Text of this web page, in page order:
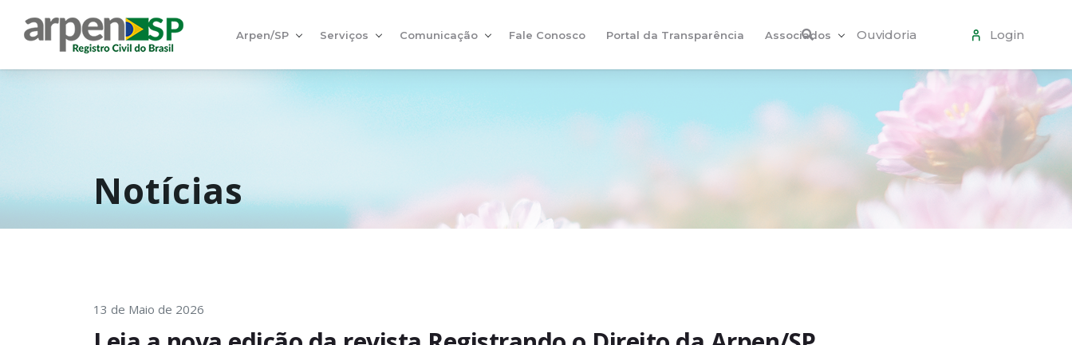
Arpen/SP Serviços Comunicação Fale Conosco Portal da Transparência Associados Ouvidoria Login
Notícias
13 de Maio de 2026